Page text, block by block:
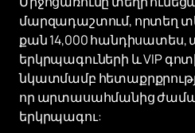
մարզադաշտում, որտեղ
քան 14,000 հանդիսատես,
երկրպագուների և VIP
նկատմամբ
որ արտասահմանից
երկրպագու: